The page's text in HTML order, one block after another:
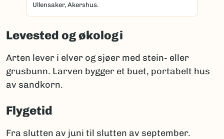
Ullensaker, Akershus.
Levested og økologi
Arten lever i elver og sjøer med stein- eller
grusbunn. Larven bygger et buet, portabelt hus
av sandkorn.
Flygetid
Fra slutten av juni til slutten av september.